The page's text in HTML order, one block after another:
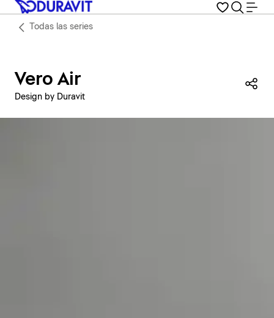
Todas las series
Vero Air
Design by Duravit